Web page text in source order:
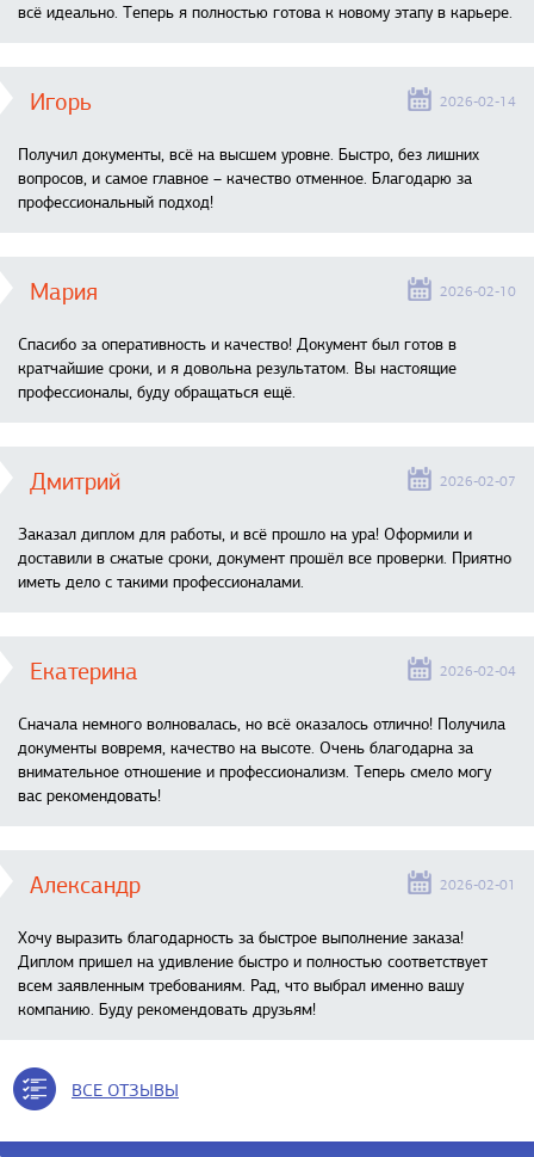
всё идеально. Теперь я полностью готова к новому этапу в карьере.
Игорь 2026-02-14
Получил документы, всё на высшем уровне. Быстро, без лишних
вопросов, и самое главное – качество отменное. Благодарю за
профессиональный подход!
Мария 2026-02-10
Спасибо за оперативность и качество! Документ был готов в
кратчайшие сроки, и я довольна результатом. Вы настоящие
профессионалы, буду обращаться ещё.
Дмитрий 2026-02-07
Заказал диплом для работы, и всё прошло на ура! Оформили и
доставили в сжатые сроки, документ прошёл все проверки. Приятно
иметь дело с такими профессионалами.
Екатерина 2026-02-04
Сначала немного волновалась, но всё оказалось отлично! Получила
документы вовремя, качество на высоте. Очень благодарна за
внимательное отношение и профессионализм. Теперь смело могу
вас рекомендовать!
Александр 2026-02-01
Хочу выразить благодарность за быстрое выполнение заказа!
Диплом пришел на удивление быстро и полностью соответствует
всем заявленным требованиям. Рад, что выбрал именно вашу
компанию. Буду рекомендовать друзьям!
ВСЕ ОТЗЫВЫ